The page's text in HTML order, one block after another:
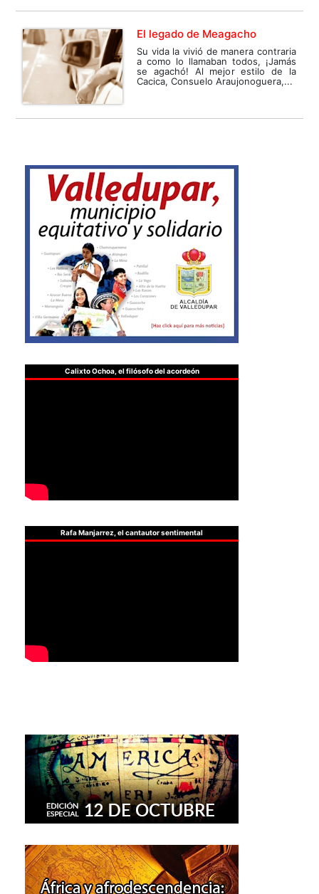
El legado de Meagacho
Su vida la vivió de manera contraria
a como lo llamaban todos, ¡Jamás
se agachó! Al mejor estilo de la
Cacica, Consuelo Araujonoguera,...
Calixto Ochoa, el filósofo del acordeón
Rafa Manjarrez, el cantautor sentimental